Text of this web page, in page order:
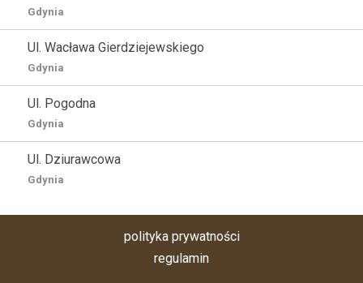
Gdynia
Ul. Wacława Gierdziejewskiego
Gdynia
Ul. Pogodna
Gdynia
Ul. Dziurawcowa
Gdynia
polityka prywatności
regulamin